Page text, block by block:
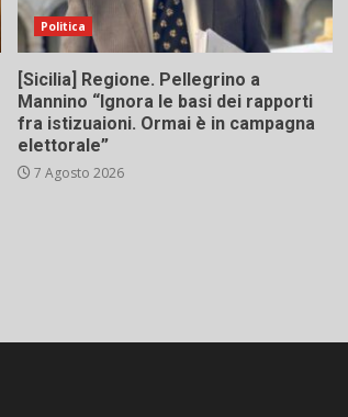
Politica
[Sicilia] Regione. Pellegrino a
Mannino “Ignora le basi dei rapporti
fra istizuaioni. Ormai è in campagna
elettorale”
7 Agosto 2026